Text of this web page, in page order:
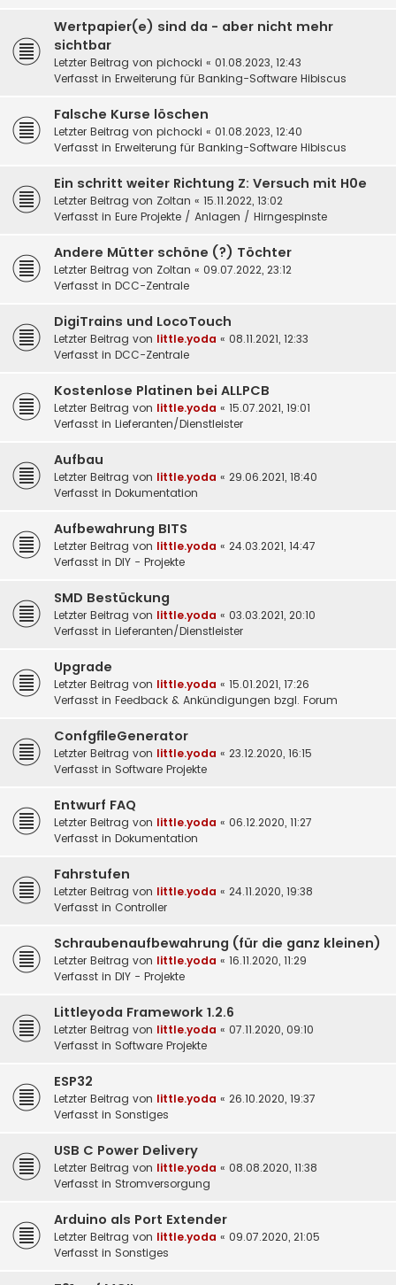
Wertpapier(e) sind da - aber nicht mehr
sichtbar
Letzter Beitrag von pichocki « 01.08.2023, 12:43
Verfasst in Erweiterung für Banking-Software Hibiscus
Falsche Kurse löschen
Letzter Beitrag von pichocki « 01.08.2023, 12:40
Verfasst in Erweiterung für Banking-Software Hibiscus
Ein schritt weiter Richtung Z: Versuch mit H0e
Letzter Beitrag von Zoltan « 15.11.2022, 13:02
Verfasst in Eure Projekte / Anlagen / Hirngespinste
Andere Mütter schöne (?) Töchter
Letzter Beitrag von Zoltan « 09.07.2022, 23:12
Verfasst in DCC-Zentrale
DigiTrains und LocoTouch
Letzter Beitrag von little.yoda « 08.11.2021, 12:33
Verfasst in DCC-Zentrale
Kostenlose Platinen bei ALLPCB
Letzter Beitrag von little.yoda « 15.07.2021, 19:01
Verfasst in Lieferanten/Dienstleister
Aufbau
Letzter Beitrag von little.yoda « 29.06.2021, 18:40
Verfasst in Dokumentation
Aufbewahrung BITS
Letzter Beitrag von little.yoda « 24.03.2021, 14:47
Verfasst in DIY - Projekte
SMD Bestückung
Letzter Beitrag von little.yoda « 03.03.2021, 20:10
Verfasst in Lieferanten/Dienstleister
Upgrade
Letzter Beitrag von little.yoda « 15.01.2021, 17:26
Verfasst in Feedback & Ankündigungen bzgl. Forum
ConfgfileGenerator
Letzter Beitrag von little.yoda « 23.12.2020, 16:15
Verfasst in Software Projekte
Entwurf FAQ
Letzter Beitrag von little.yoda « 06.12.2020, 11:27
Verfasst in Dokumentation
Fahrstufen
Letzter Beitrag von little.yoda « 24.11.2020, 19:38
Verfasst in Controller
Schraubenaufbewahrung (für die ganz kleinen)
Letzter Beitrag von little.yoda « 16.11.2020, 11:29
Verfasst in DIY - Projekte
Littleyoda Framework 1.2.6
Letzter Beitrag von little.yoda « 07.11.2020, 09:10
Verfasst in Software Projekte
ESP32
Letzter Beitrag von little.yoda « 26.10.2020, 19:37
Verfasst in Sonstiges
USB C Power Delivery
Letzter Beitrag von little.yoda « 08.08.2020, 11:38
Verfasst in Stromversorgung
Arduino als Port Extender
Letzter Beitrag von little.yoda « 09.07.2020, 21:05
Verfasst in Sonstiges